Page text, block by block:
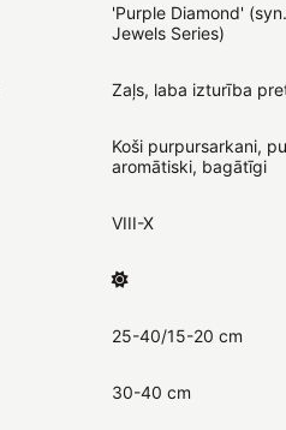
'Purple Diamond'
Jewels Series)
Zaļs, laba izturība
Koši purpursarkani,
aromātiski, bagātīgi
VIII-X
25-40/15-20 cm
30-40 cm